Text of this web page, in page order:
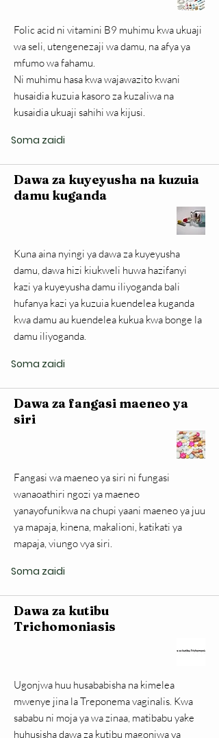
Folic acid ni vitamini B9 muhimu kwa ukuaji
wa seli, utengenezaji wa damu, na afya ya
mfumo wa fahamu.
Ni muhimu hasa kwa wajawazito kwani
husaidia kuzuia kasoro za kuzaliwa na
kusaidia ukuaji sahihi wa kijusi.
Soma zaidi
Dawa za kuyeyusha na kuzuia
damu kuganda
Kuna aina nyingi ya dawa za kuyeyusha
damu, dawa hizi kiukweli huwa hazifanyi
kazi ya kuyeyusha damu iliyoganda bali
hufanya kazi ya kuzuia kuendelea kuganda
kwa damu au kuendelea kukua kwa bonge la
damu iliyoganda.
Soma zaidi
Dawa za fangasi maeneo ya
siri
Fangasi wa maeneo ya siri ni fungasi
wanaoathiri ngozi ya maeneo
yanayofunikwa na chupi yaani maeneo ya juu
ya mapaja, kinena, makalioni, katikati ya
mapaja, viungo vya siri.
Soma zaidi
Dawa za kutibu
Trichomoniasis
Ugonjwa huu husababisha na kimelea
mwenye jina la Treponema vaginalis. Kwa
sababu ni moja ya wa zinaa, matibabu yake
huhusisha dawa za kutibu magonjwa ya